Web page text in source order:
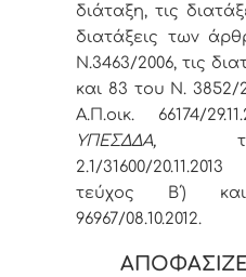
διάταξη, τις
διατάξεις των
Ν.3463/2006, τις
και 83 του Ν. 3852/
Α.Π.οικ. 66174/
ΥΠΕΣΔΔΑ,
2.1/31600/
τεύχος Β΄)
96967/08.10.2012.